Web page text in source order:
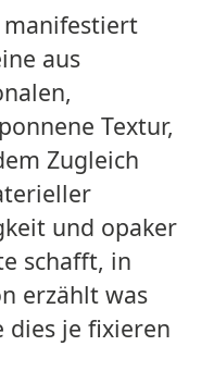
manifestiert
aus
Textur,
Zugleich
und opaker
schafft, in
erzählt was
dies je fixieren